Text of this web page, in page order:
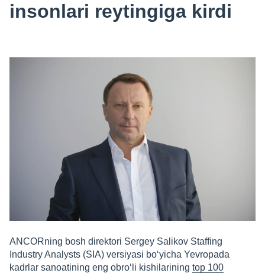
insonlari reytingiga kirdi
ANCORning bosh direktori Sergey Salikov Staffing
Industry Analysts (SIA) versiyasi bo‘yicha Yevropada
kadrlar sanoatining eng obro‘li kishilarining top 100